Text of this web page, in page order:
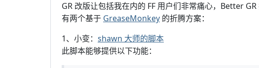
GR 改版让包括我在内的 FF 用户们非常痛心，Better
有两个基于 GreaseMonkey 的折腾方案：
1、小变： shawn 大师的脚本
此脚本能够提供以下功能：